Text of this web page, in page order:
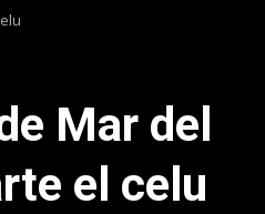
Mar del
el celu